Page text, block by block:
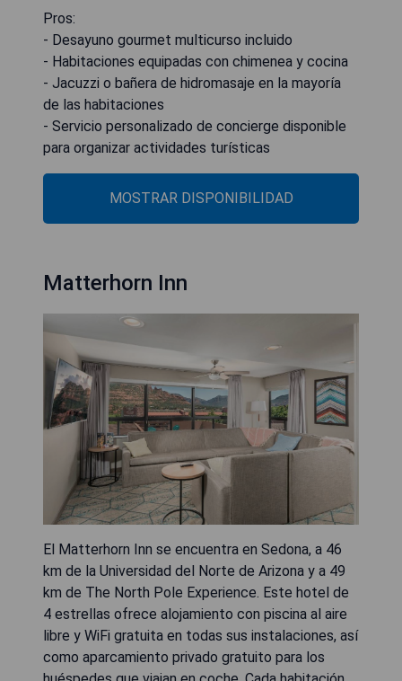
Pros:
- Desayuno gourmet multicurso incluido
- Habitaciones equipadas con chimenea y cocina
- Jacuzzi o bañera de hidromasaje en la mayoría
de las habitaciones
- Servicio personalizado de concierge disponible
para organizar actividades turísticas
MOSTRAR DISPONIBILIDAD
Matterhorn Inn
El Matterhorn Inn se encuentra en Sedona, a 46
km de la Universidad del Norte de Arizona y a 49
km de The North Pole Experience. Este hotel de
4 estrellas ofrece alojamiento con piscina al aire
libre y WiFi gratuita en todas sus instalaciones, así
como aparcamiento privado gratuito para los